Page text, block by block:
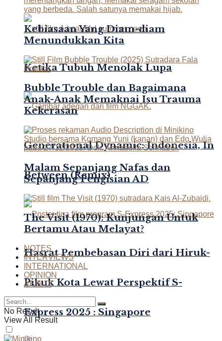
Ketika Tubuh Menolak Lupa
Generational Dynamic: Indonesia, In
Between (Remix)
Hasrat Pembebasan Diri dari Hiruk-
Pikuk Kota Lewat Perspektif S-
Express 2025 : Singapore
Kebiasaan Yang Diam-diam
Menundukkan Kita
Bubble Trouble dan Bagaimana
Anak-Anak Memaknai Isu Trauma
Kekerasan
Malam Sepanjang Nafas dan
Sepanjang Pengisian AD
The Visit (1970): Kunjungan Untuk
Bertamu Atau Melayat?
NOTES
INTERVIEWS
INTERNATIONAL
OPINION
ABOUT
No Result
View All Result